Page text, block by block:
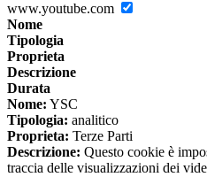
www.youtube.com
Nome
Tipologia
Proprieta
Descrizione
Durata
Nome: YSC
Tipologia: analitico
Proprieta: Terze Parti
Descrizione: Questo cookie è
traccia delle visualizzazioni dei